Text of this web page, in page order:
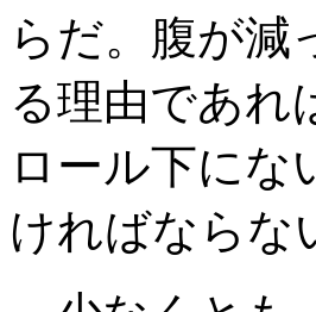
らだ。腹が減
る理由であれ
ロール下にな
ければならな